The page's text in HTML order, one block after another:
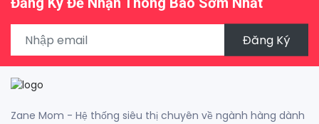
Đăng Ký
Zane Mom - Hệ thống siêu thị chuyên về ngành hàng dành